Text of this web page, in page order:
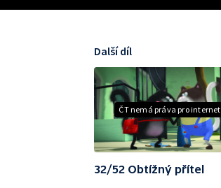
ČT nemá práva pro internet
Další díl
32/52 Obtížný přítel